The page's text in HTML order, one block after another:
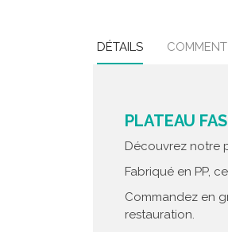
DÉTAILS
PLATEAU
Découvrez notre
Fabriqué en PP,
Commandez en
restauration.